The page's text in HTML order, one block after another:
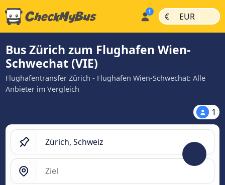
€ | EUR |
Bus Zürich zum Flughafen Wien-
Schwechat (VIE)
Flughafentransfer Zürich - Flughafen Wien-Schwechat: Alle
Anbieter im Vergleich
1